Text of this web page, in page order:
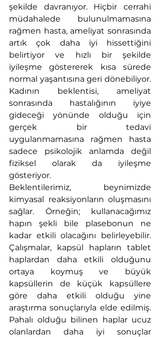
şekilde davranıyor. Hiçbir cerrahi
müdahalede bulunulmamasına
rağmen hasta, ameliyat sonrasında
artık çok daha iyi hissettiğini
belirtiyor ve hızlı bir şekilde
iyileşme göstererek kısa sürede
normal yaşantısına geri dönebiliyor.
Kadının beklentisi, ameliyat
sonrasında hastalığının iyiye
gideceği yönünde olduğu için
gerçek bir tedavi
uygulanmamasına rağmen hasta
sadece psikolojik anlamda değil
fiziksel olarak da iyileşme
gösteriyor.
Beklentilerimiz, beynimizde
kimyasal reaksiyonların oluşmasını
sağlar. Örneğin; kullanacağımız
hapın şekli bile plasebonun ne
kadar etkili olacağını belirleyebilir.
Çalışmalar, kapsül hapların tablet
haplardan daha etkili olduğunu
ortaya koymuş ve büyük
kapsüllerin de küçük kapsüllere
göre daha etkili olduğu yine
araştırma sonuçlarıyla elde edilmiş.
Pahalı olduğu bilinen haplar ucuz
olanlardan daha iyi sonuçlar